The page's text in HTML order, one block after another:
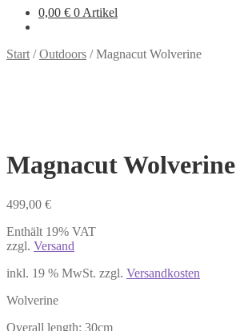
0,00 € 0 Artikel
Start /Outdoors /Magnacut Wolverine
Magnacut Wolverine
499,00 €
Enthält 19% VAT
zzgl. Versand
inkl. 19 % MwSt. zzgl. Versandkosten
Wolverine
Overall length: 30cm